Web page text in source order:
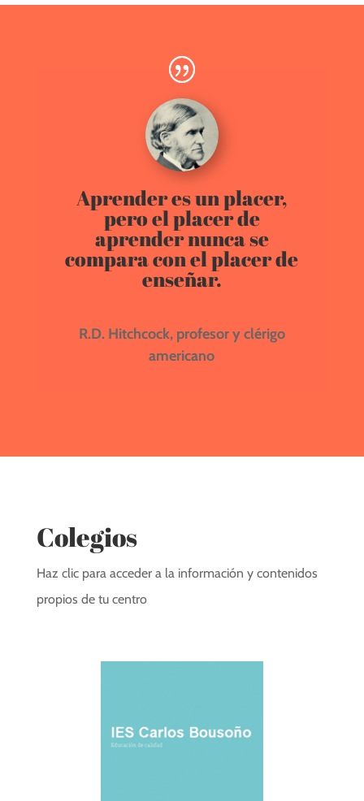
Aprender es un placer,
pero el placer de
aprender nunca se
compara con el placer de
enseñar.
R.D. Hitchcock, profesor y clérigo
americano
Colegios
Haz clic para acceder a la información y contenidos
propios de tu centro